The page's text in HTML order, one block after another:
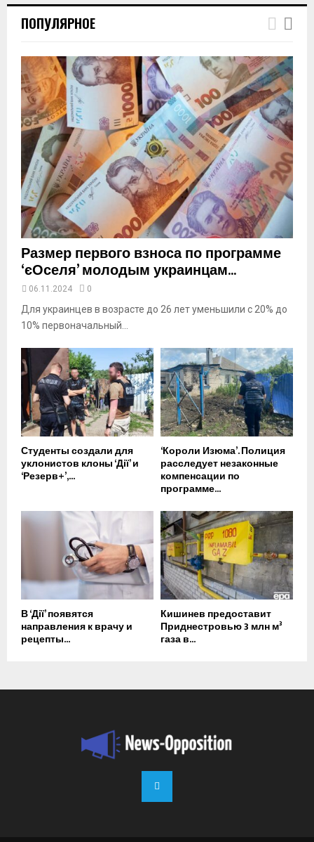
h
u
a
y
u
e
ПОПУЛЯРНОЕ
Размер первого взноса по программе
‘єОселя’ молодым украинцам...
06.11.2024 0
Для украинцев в возрасте до 26 лет уменьшили с 20% до
10% первоначальный...
Студенты создали для
уклонистов клоны ‘Дії’ и
‘Резерв+’,...
‘Короли Изюма’. Полиция
расследует незаконные
компенсации по
программе...
В ‘Дії’ появятся
направления к врачу и
рецепты...
Кишинев предоставит
Приднестровью 3 млн м³
газа в...